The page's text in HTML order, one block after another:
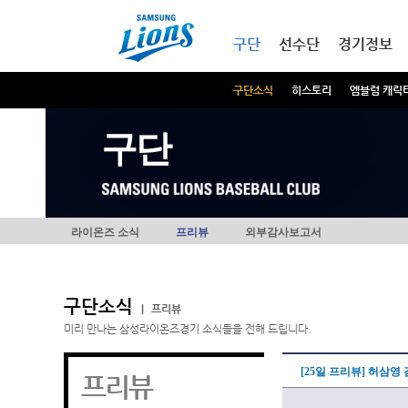
구단
구단소식 히스토리 엠블럼 캐릭
선수단 경기정보
구단
라이온즈 소식 프리뷰 외부감사보고서
구단소식
프리뷰
미리 만나는 삼성라이온즈경기 소식들을 전해 드립니다.
프리뷰 [25일 프리뷰] 허삼영